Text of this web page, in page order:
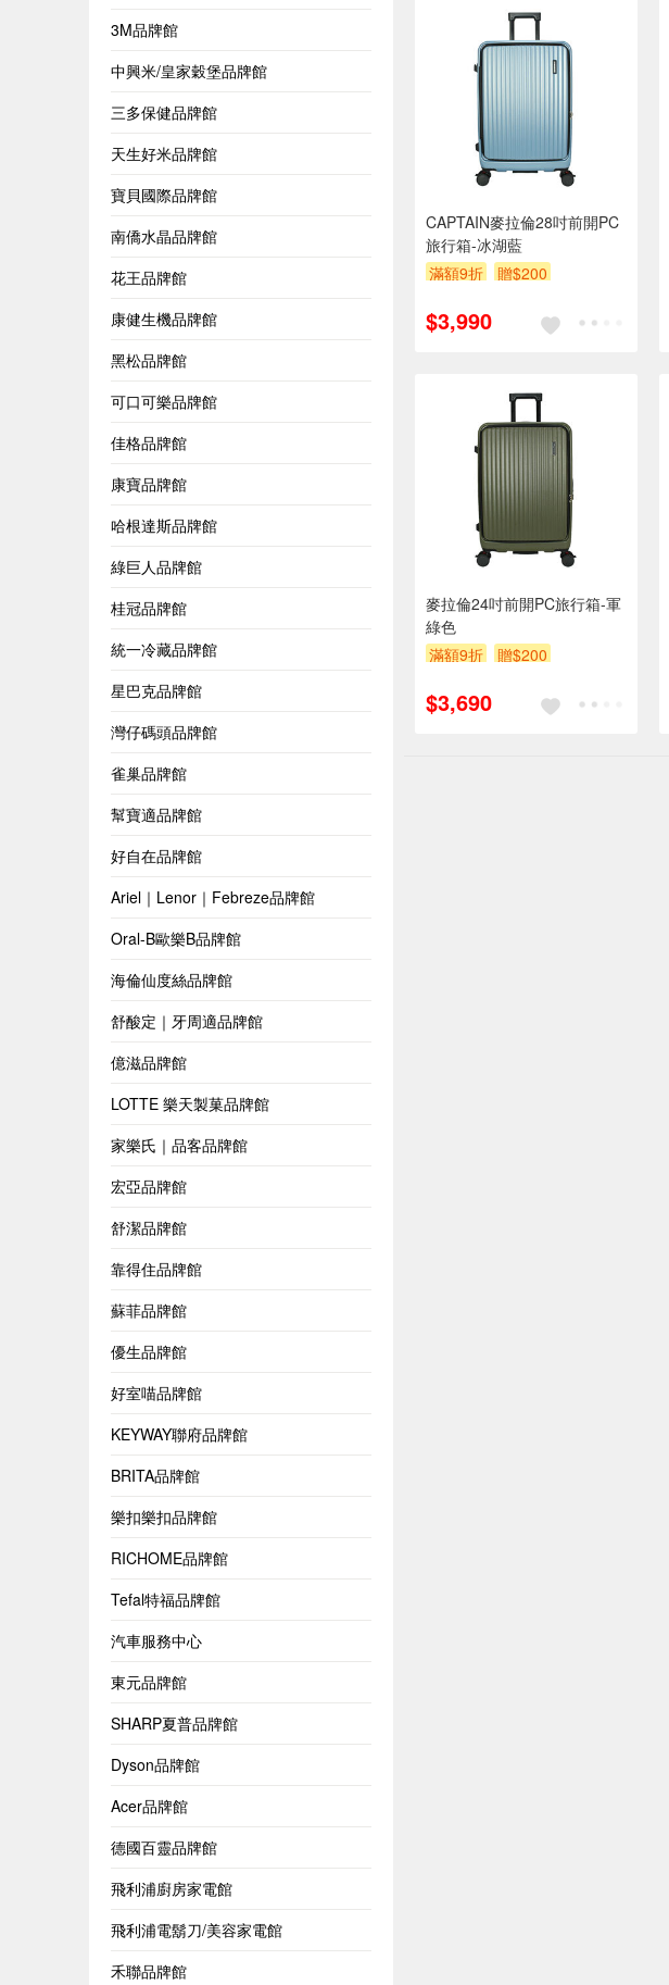
3M品牌館
中興米/皇家穀堡品牌館
三多保健品牌館
天生好米品牌館
寶貝國際品牌館
南僑水晶品牌館
花王品牌館
康健生機品牌館
黑松品牌館
可口可樂品牌館
佳格品牌館
康寶品牌館
哈根達斯品牌館
綠巨人品牌館
桂冠品牌館
統一冷藏品牌館
星巴克品牌館
灣仔碼頭品牌館
雀巢品牌館
幫寶適品牌館
好自在品牌館
Ariel｜Lenor｜Febreze品牌館
Oral-B歐樂B品牌館
海倫仙度絲品牌館
舒酸定｜牙周適品牌館
億滋品牌館
LOTTE 樂天製菓品牌館
家樂氏｜品客品牌館
宏亞品牌館
舒潔品牌館
靠得住品牌館
蘇菲品牌館
優生品牌館
好室喵品牌館
KEYWAY聯府品牌館
BRITA品牌館
樂扣樂扣品牌館
RICHOME品牌館
Tefal特福品牌館
汽車服務中心
東元品牌館
SHARP夏普品牌館
Dyson品牌館
Acer品牌館
德國百靈品牌館
飛利浦廚房家電館
飛利浦電鬍刀/美容家電館
禾聯品牌館
CAPTAIN麥拉倫28吋前開PC
旅行箱-冰湖藍
滿額9折
贈$200
$3,990
麥拉倫24吋前開PC旅行箱-軍
綠色
滿額9折
贈$200
$3,690